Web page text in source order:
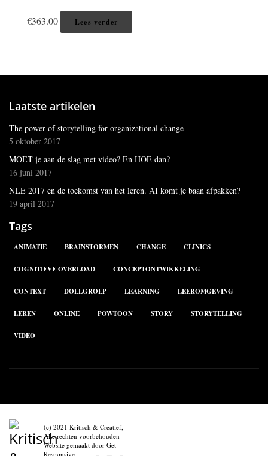
€363.00 Lees verder
Laatste artikelen
The power of storytelling for organizational change
5 oktober 2017
MOET je aan de slag met video? En HOE dan?
16 juni 2017
NLE 2017 en de toekomst van het leren. AI komt je baan afpakken?
19 april 2017
Tags
ANIMATIE BRAINSTORMEN CHANGE CLINICS
COGNITIEVE OVERLOAD CONCEPTONTWIKKELING
CONTEXT DOELGROEP LEARNING LEEROMGEVING
LEREN ONLINE POWTOON STORY STORYTELLING
VIDEO
(c) 2021 Kritisch & Creatief,
Alle rechten voorbehouden
Website gemaakt door Get
Responsive